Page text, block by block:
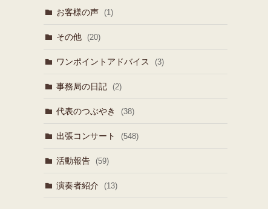
お客様の声 (1)
その他 (20)
ワンポイントアドバイス (3)
事務局の日記 (2)
代表のつぶやき (38)
出張コンサート (548)
活動報告 (59)
演奏者紹介 (13)